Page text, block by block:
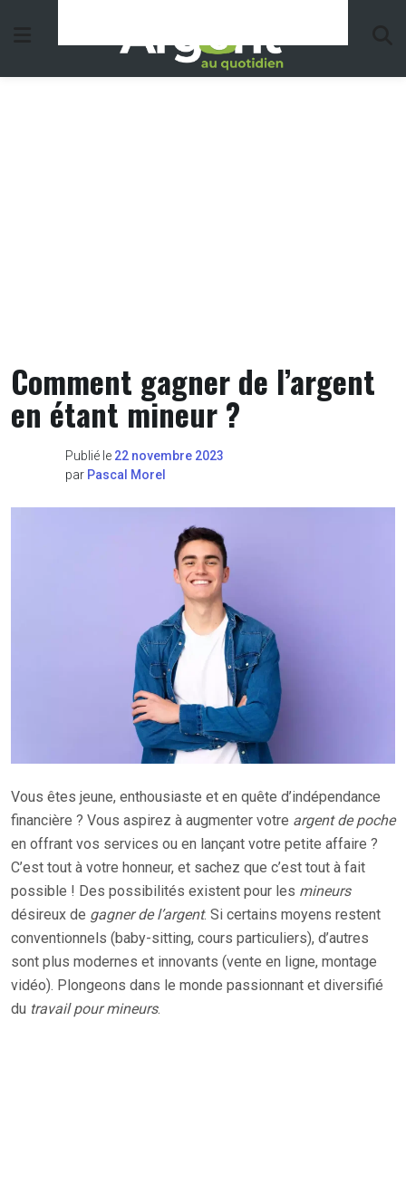
Comment gagner de l’argent
en étant mineur ?
Publié le 22 novembre 2023
par Pascal Morel
Vous êtes jeune, enthousiaste et en quête d’indépendance
financière ? Vous aspirez à augmenter votre argent de poche
en offrant vos services ou en lançant votre petite affaire ?
C’est tout à votre honneur, et sachez que c’est tout à fait
possible ! Des possibilités existent pour les mineurs
désireux de gagner de l’argent. Si certains moyens restent
conventionnels (baby-sitting, cours particuliers), d’autres
sont plus modernes et innovants (vente en ligne, montage
vidéo). Plongeons dans le monde passionnant et diversifié
du travail pour mineurs.